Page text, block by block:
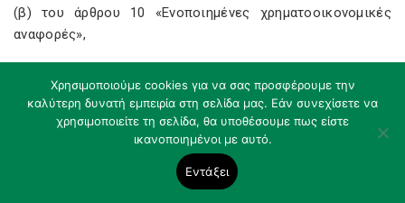
(β) του άρθρου 10 «Ενοποιημένες χρηματοοικονομικές
αναφορές»,
«Ενσώματα πάγια, άυλα και αποθέματα» του Παραρτήματος
(δ) του κεφαλαίου ΣΤ «Προβλέψεις» του Παραρτήματος 5.
Χρησιμοποιούμε cookies για να σας προσφέρουμε την
καλύτερη δυνατή εμπειρία στη σελίδα μας. Εάν συνεχίσετε να
χρησιμοποιείτε τη σελίδα, θα υποθέσουμε πως είστε
ικανοποιημένοι με αυτό.
Εντάξει